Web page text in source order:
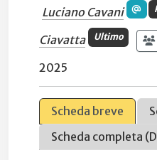
Luciano Cavani
Ciavatta
Ultimo
2025
Scheda breve
Scheda completa